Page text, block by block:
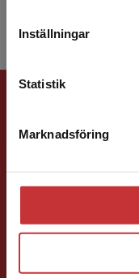
Inställningar
Statistik
Marknadsföring